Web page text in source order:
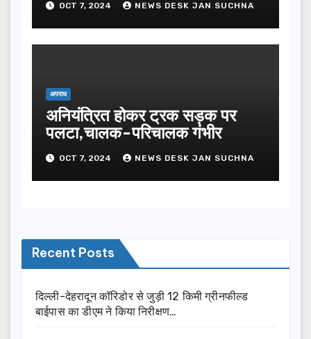
OCT 7, 2024 NEWS DESK JAN SUCHNA
अपराध
अनियंत्रित होकर ट्रक सड़क पर
पलटा,चालक-परिचालक गंभीर
OCT 7, 2024 NEWS DESK JAN SUCHNA
Recent Posts
दिल्ली-देहरादून कॉरिडोर से जुड़ी 12 किमी ग्रीनफील्ड
बाईपास का डीएम ने किया निरीक्षण…